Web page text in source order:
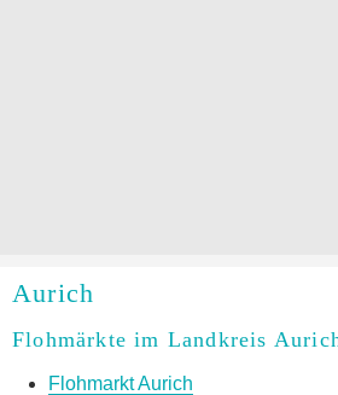
Aurich
Flohmärkte im Landkreis
Flohmarkt Aurich